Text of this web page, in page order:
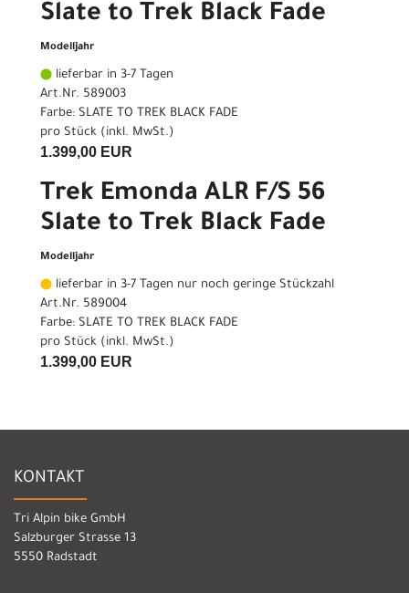
Slate to Trek Black Fade
Modelljahr
lieferbar in 3-7 Tagen
Art.Nr. 589003
Farbe: SLATE TO TREK BLACK FADE
pro Stück (inkl. MwSt.)
1.399,00 EUR
Trek Emonda ALR F/S 56
Slate to Trek Black Fade
Modelljahr
lieferbar in 3-7 Tagen nur noch geringe Stückzahl
Art.Nr. 589004
Farbe: SLATE TO TREK BLACK FADE
pro Stück (inkl. MwSt.)
1.399,00 EUR
KONTAKT
Tri Alpin bike GmbH
Salzburger Strasse 13
5550 Radstadt